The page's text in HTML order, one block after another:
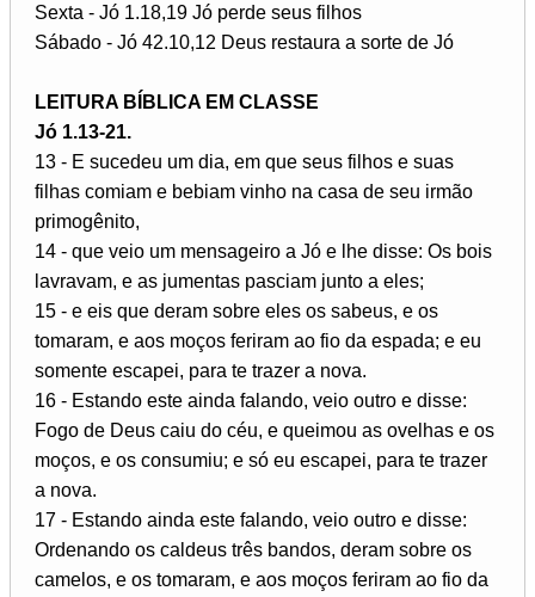
Sexta - Jó 1.18,19 Jó perde seus filhos
Sábado - Jó 42.10,12 Deus restaura a sorte de Jó
LEITURA BÍBLICA EM CLASSE
Jó 1.13-21.
13 - E sucedeu um dia, em que seus filhos e suas
filhas comiam e bebiam vinho na casa de seu irmão
primogênito,
14 - que veio um mensageiro a Jó e lhe disse: Os bois
lavravam, e as jumentas pasciam junto a eles;
15 - e eis que deram sobre eles os sabeus, e os
tomaram, e aos moços feriram ao fio da espada; e eu
somente escapei, para te trazer a nova.
16 - Estando este ainda falando, veio outro e disse:
Fogo de Deus caiu do céu, e queimou as ovelhas e os
moços, e os consumiu; e só eu escapei, para te trazer
a nova.
17 - Estando ainda este falando, veio outro e disse:
Ordenando os caldeus três bandos, deram sobre os
camelos, e os tomaram, e aos moços feriram ao fio da